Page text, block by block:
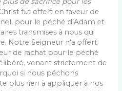
fut offert en faveur de
pour le péché d’Adam et
trans­mises à nous qui
Notre Seigneur n’a offert
de rachat pour le péché
venant strictement de
si nous péchons
plus rien à appliquer à nos